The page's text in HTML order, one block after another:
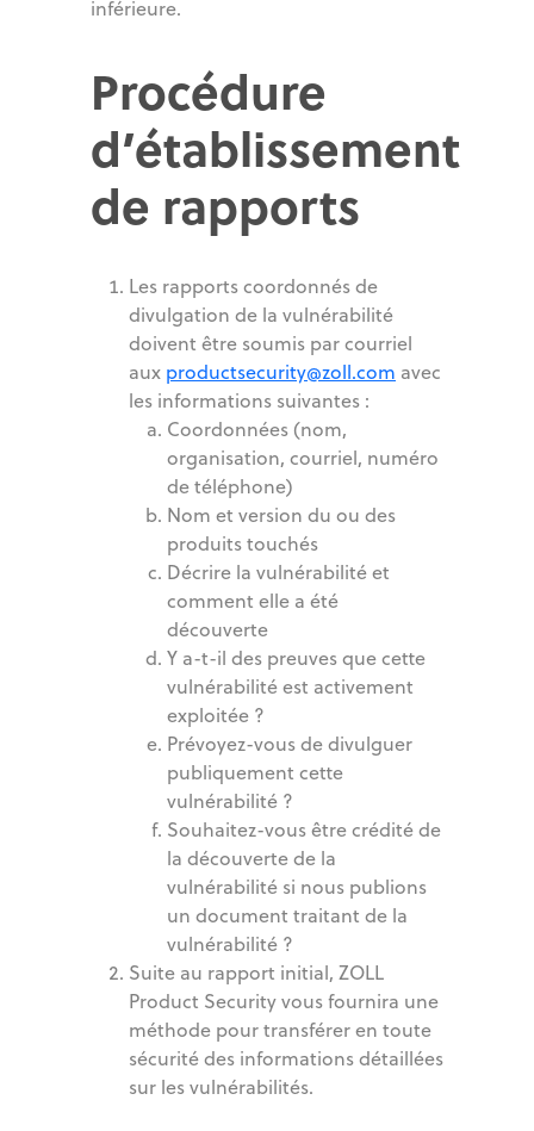
inférieure.
Procédure
d’établissement
de rapports
Les rapports coordonnés de
divulgation de la vulnérabilité
doivent être soumis par courriel
aux productsecurity@zoll.com avec
les informations suivantes :
Coordonnées (nom,
organisation, courriel, numéro
de téléphone)
Nom et version du ou des
produits touchés
Décrire la vulnérabilité et
comment elle a été
découverte
Y a-t-il des preuves que cette
vulnérabilité est activement
exploitée ?
Prévoyez-vous de divulguer
publiquement cette
vulnérabilité ?
Souhaitez-vous être crédité de
la découverte de la
vulnérabilité si nous publions
un document traitant de la
vulnérabilité ?
Suite au rapport initial, ZOLL
Product Security vous fournira une
méthode pour transférer en toute
sécurité des informations détaillées
sur les vulnérabilités.